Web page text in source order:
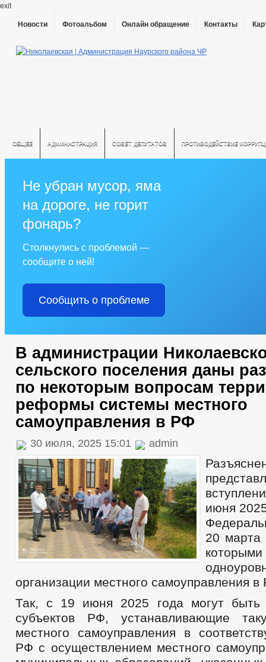
exit
Новости Фотоальбом Онлайн обращение Контакты
ОБЩЕЕ АДМИНИСТРАЦИЯ СОВЕТ ДЕПУТАТОВ ПРОТИВОДЕЙСТВИЕ
Не убран мусор, яма
на дороге, не горит
фонарь?
Столкнулись с проблемой —
сообщите о ней!
Сообщить о проблеме
В администрации
сельского поселения даны
по некоторым вопросам
реформы системы местного
самоуправления в РФ
30 июля, 2025 15:01 admin
июня
20 марта
организации местного самоуправления
Так, с 19 июня 2025 года могут быть
субъектов РФ, устанавливающие
местного самоуправления в
РФ с осуществлением местного